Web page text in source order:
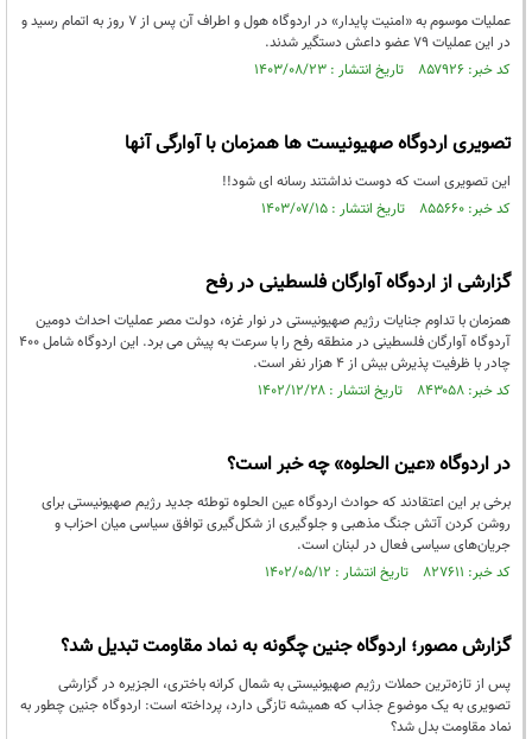
عملیات موسوم به «امنیت پایدار» در اردوگاه هول و اطراف آن پس از ۷ روز به اتمام رسید و
در این عملیات ۷۹ عضو داعش دستگیر شدند.
کد خبر: ۸۵۷۹۲۶ تاریخ انتشار : ۱۴۰۳/۰۸/۲۳
تصویری اردوگاه صهیونیست ها همزمان با آوارگی آنها
این تصویری است که دوست نداشتند رسانه ای شود!!
کد خبر: ۸۵۵۶۶۰ تاریخ انتشار : ۱۴۰۳/۰۷/۱۵
گزارشی از اردوگاه آوارگان فلسطینی در رفح
همزمان با تداوم جنایات رژیم صهیونیستی در نوار غزه، دولت مصر عملیات احداث دومین
آردوگاه آوارگان فلسطینی در منطقه رفح را با سرعت به پیش می برد. این اردوگاه شامل ۴۰۰
چادر با ظرفیت پذیرش بیش از ۴ هزار نفر است.
کد خبر: ۸۴۳۰۵۸ تاریخ انتشار : ۱۴۰۲/۱۲/۲۸
در اردوگاه «عین الحلوه» چه خبر است؟
برخی بر این اعتقادند که حوادث اردوگاه عین الحلوه توطئه جدید رژیم صهیونیستی برای
روشن کردن آتش جنگ مذهبی و جلوگیری از شکل‌گیری توافق سیاسی میان احزاب و
جریان‌های سیاسی فعال در لبنان است.
کد خبر: ۸۲۷۶۱۱ تاریخ انتشار : ۱۴۰۲/۰۵/۱۲
گزارش مصور؛ اردوگاه جنین چگونه به نماد مقاومت تبدیل شد؟
پس از تازه‌ترین حملات رژیم صهیونیستی به شمال کرانه باختری، الجزیره در گزارشی
تصویری به یک موضوع جذاب که همیشه تازگی دارد، پرداخته است: اردوگاه جنین چطور به
نماد مقاومت بدل شد؟